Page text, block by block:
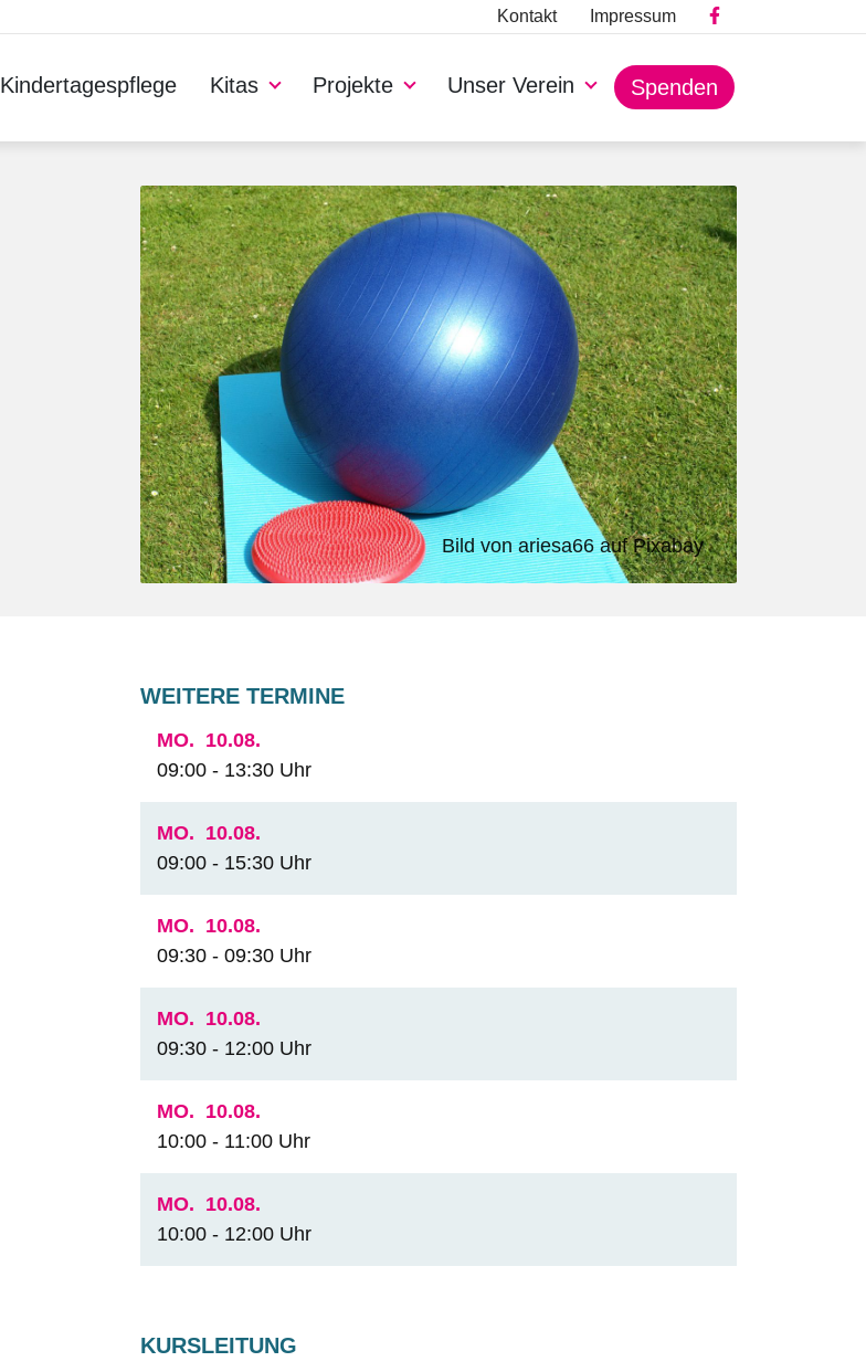
Kontakt Impressum
Kindertagespflege Kitas Projekte Unser Verein Spenden
Bild vonariesa66aufPixabay
WEITERE TERMINE
MO. 10.08.
09:00 - 13:30 Uhr
MO. 10.08.
09:00 - 15:30 Uhr
MO. 10.08.
09:30 - 09:30 Uhr
MO. 10.08.
09:30 - 12:00 Uhr
MO. 10.08.
10:00 - 11:00 Uhr
MO. 10.08.
10:00 - 12:00 Uhr
KURSLEITUNG